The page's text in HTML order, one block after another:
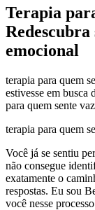
Terapia
emocional
terapia para quem
estivesse em busca
para quem sente
terapia para quem
Você já se sentiu
não consegue
exatamente o
respostas. Eu sou
você nesse